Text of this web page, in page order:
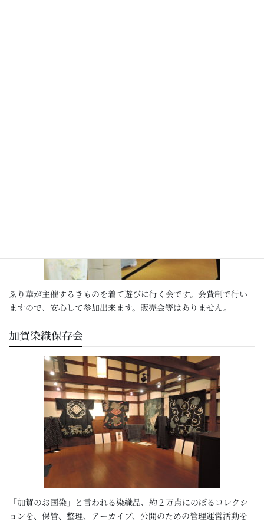
ゑり華が主催するきものを着て遊びに行く会です。会費制で行い
ますので、安心して参加出来ます。販売会等はありません。
加賀染織保存会
「加賀のお国染」と言われる染織品、約２万点にのぼるコレクシ
ョンを、保管、整理、アーカイブ、公開のための管理運営活動を